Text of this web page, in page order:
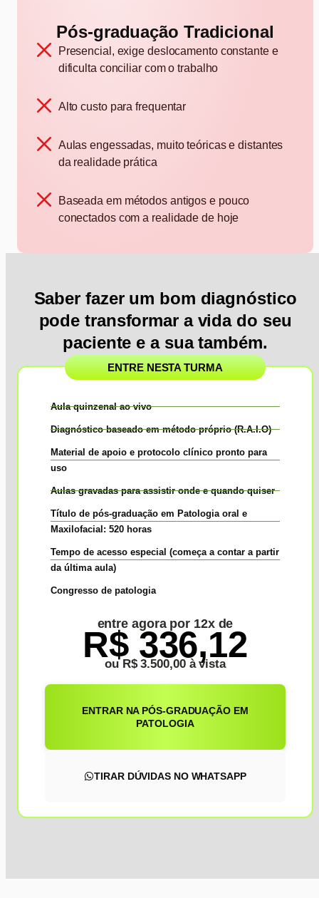
Pós-graduação Tradicional
Presencial, exige deslocamento constante e
dificulta conciliar com o trabalho
Alto custo para frequentar
Aulas engessadas, muito teóricas e distantes
da realidade prática
Baseada em métodos antigos e pouco
conectados com a realidade de hoje
Saber fazer um bom diagnóstico
pode transformar a vida do seu
paciente e a sua também.
ENTRE NESTA TURMA
Aula quinzenal ao vivo
Diagnóstico baseado em método próprio (R.A.I.O)
Material de apoio e protocolo clínico pronto para
uso
Aulas gravadas para assistir onde e quando quiser
Título de pós-graduação em Patologia oral e
Maxilofacial: 520 horas
Tempo de acesso especial (começa a contar a partir
da última aula)
Congresso de patologia
entre agora por 12x de
R$ 336,12
ou R$ 3.500,00 à vista
ENTRAR NA PÓS-GRADUAÇÃO EM
PATOLOGIA
TIRAR DÚVIDAS NO WHATSAPP